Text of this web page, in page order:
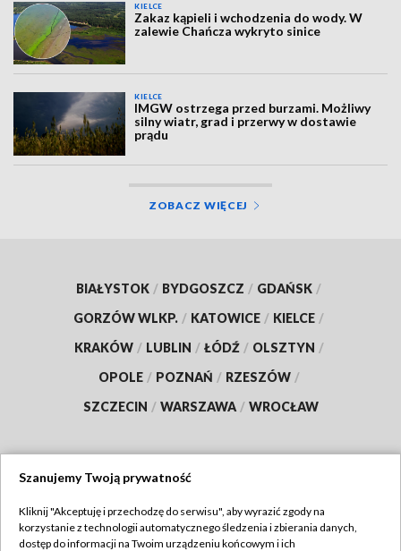
KIELCE
Zakaz kąpieli i wchodzenia do wody. W
zalewie Chańcza wykryto sinice
KIELCE
IMGW ostrzega przed burzami. Możliwy
silny wiatr, grad i przerwy w dostawie
prądu
ZOBACZ WIĘCEJ
BIAŁYSTOK / BYDGOSZCZ / GDAŃSK /
GORZÓW WLKP. / KATOWICE / KIELCE /
KRAKÓW / LUBLIN / ŁÓDŹ / OLSZTYN /
OPOLE / POZNAŃ / RZESZÓW /
SZCZECIN / WARSZAWA / WROCŁAW
TVP
Szanujemy Twoją prywatność
Kliknij "Akceptuję i przechodzę do serwisu", aby wyrazić zgody na
korzystanie z technologii automatycznego śledzenia i zbierania danych,
dostęp do informacji na Twoim urządzeniu końcowym i ich